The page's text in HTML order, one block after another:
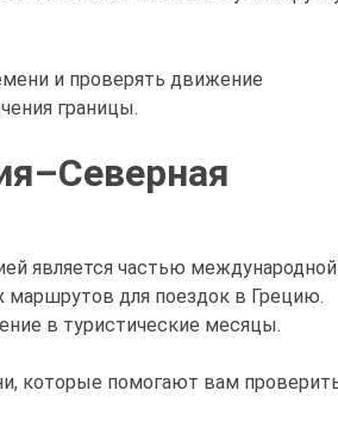
и проверять движение
границы.
является частью международной
маршрутов для поездок в Грецию.
в туристические месяцы.
которые помогают вам